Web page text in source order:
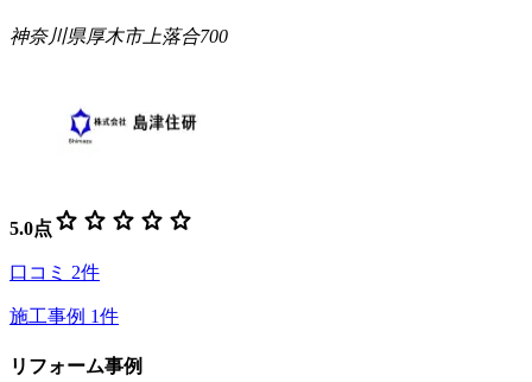
神奈川県厚木市上落合700
5.0点 star star star star star
口コミ 2件
施工事例 1件
リフォーム事例